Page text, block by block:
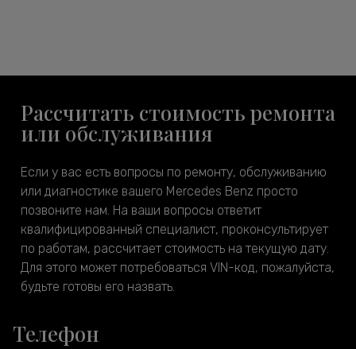
Рассчитать стоимость ремонта
или обслуживания
Если у вас есть вопросы по ремонту, обслуживанию
или диагностике вашего Mercedes Benz просто
позвоните нам. На ваши вопросы ответит
квалифицированный специалист, проконсультирует
по работам, рассчитает стоимость на текущую дату.
Для этого может потребоваться VIN-код, пожалуйста,
будьте готовы его назвать.
Телефон